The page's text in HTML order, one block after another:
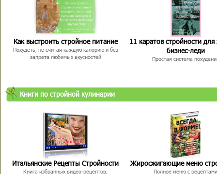
Как выстроить стройное питание
Похудеть, не считая каждую калорию и без
запрета любимых вкусностей
11 каратов стройности для
бизнес-леди
Простая система
Книги по стройной кулинарии
Итальянские Рецепты Стройности
Книга избранных видео-рецептов,
Жиросжигающие меню
Полное меню с рецептами